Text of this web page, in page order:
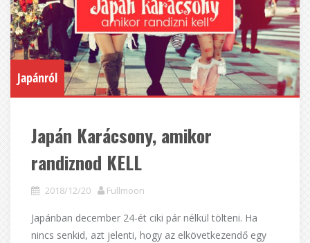
Japánról
Japán Karácsony, amikor
randiznod KELL
2018/12/20 Fullmoon
Japánban december 24-ét ciki pár nélkül tölteni. Ha
nincs senkid, azt jelenti, hogy az elkövetkezendő egy